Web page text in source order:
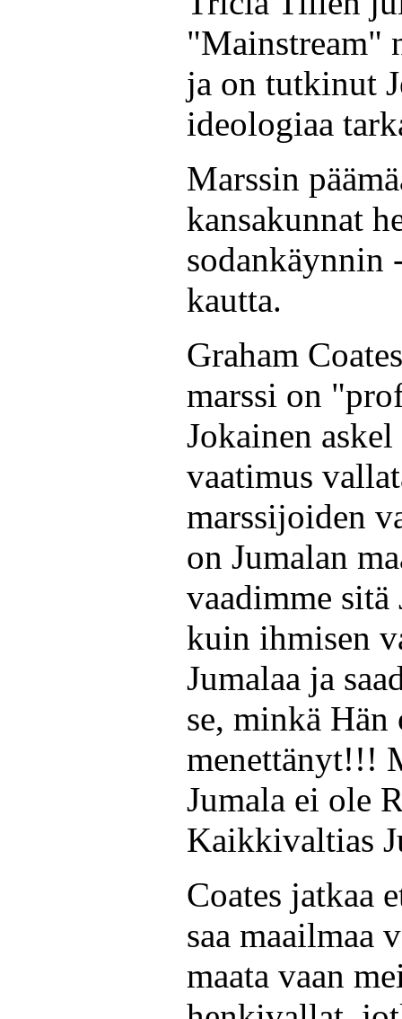
"Mainstream"
ja on tutkinut
ideologiaa
Marssin
kansakunnat
sodankäynnin
kautta.
Graham
marssi on
Jokainen
vaatimus
marssijoiden
on Jumalan
vaadimme
kuin ihmisen
Jumalaa ja
se, minkä
menettänyt!!!
Jumala ei ole
Kaikkivaltias
Coates jatkaa
saa maailmaa
maata vaan